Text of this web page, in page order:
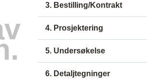
3. Bestilling/Kontrakt
4. Prosjektering
5. Undersøkelse
6. Detaljtegninger